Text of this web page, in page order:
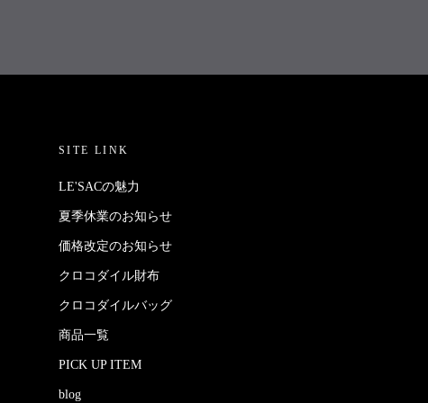
SITE LINK
LE'SACの魅力
夏季休業のお知らせ
価格改定のお知らせ
クロコダイル財布
クロコダイルバッグ
商品一覧
PICK UP ITEM
blog